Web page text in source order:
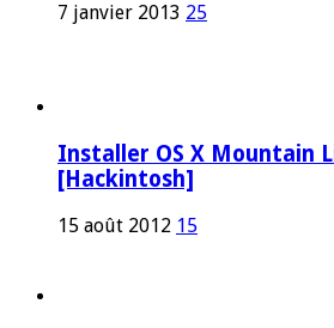
7 janvier 2013 25
Installer OS X Mountain
[Hackintosh]
15 août 2012 15